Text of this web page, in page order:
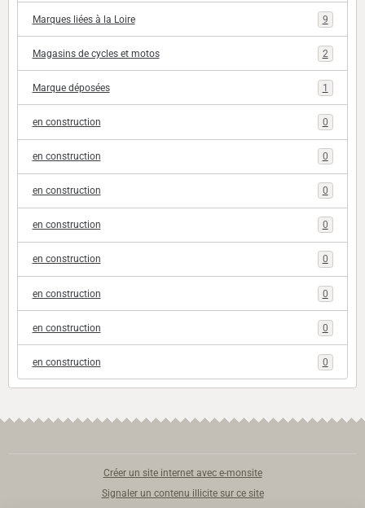
Marques liées à la Loire 9
Magasins de cycles et motos 2
Marque déposées 1
en construction 0
en construction 0
en construction 0
en construction 0
en construction 0
en construction 0
en construction 0
en construction 0
Créer un site internet avec e-monsite
Signaler un contenu illicite sur ce site